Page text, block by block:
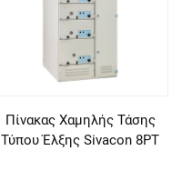
Πίνακας Χαμηλής Τάσης
Τύπου Έλξης Sivacon 8PT